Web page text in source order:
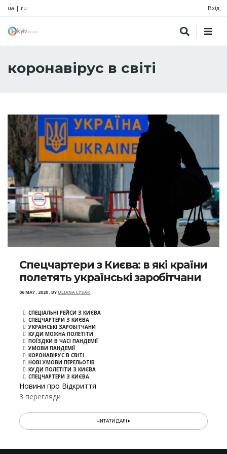
ua | ru Вхід
коронавірус в світі
Спецчартери з Києва: в які країни
полетять українські заробітчани
06 MAY , 2020,BYULIANA LYSAK
СПЕЦІАЛЬНІ РЕЙСИ З КИЄВА
СПЕЦЧАРТЕРИ З КИЄВА
УКРАЇНСЬКІ ЗАРОБІТЧАНИ
КУДИ МОЖНА ПОЛЕТІТИ
ПОЇЗДКИ В ЧАСІ ПАНДЕМІЇ
УМОВИ ПАНДЕМІЇ
КОРОНАВІРУС В СВІТІ
НОВІ УМОВИ ПЕРЕЛЬОТІВ
КУДИ ПОЛЕТІТИ З КИЄВА
СПЕЦЧАРТЕРИ З КИЄВА
Новини про Відкриття
3 перегляди
ЧИТАТИ ДАЛІ